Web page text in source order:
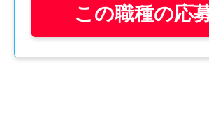
月給 258,000円〜
■介護福祉士の方 月額
基本給 175,000円
この職種の応